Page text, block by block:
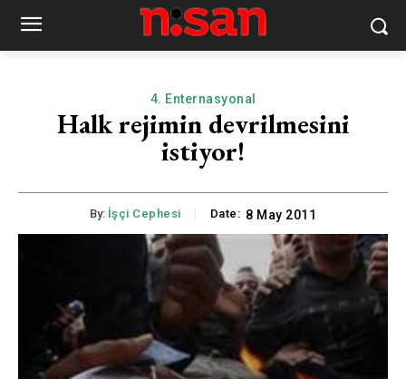
4. Enternasyonal
Halk rejimin devrilmesini
istiyor!
By: İşçi Cephesi Date: 8 May 2011